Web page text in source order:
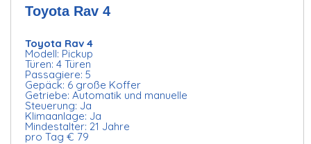
Toyota Rav 4
Toyota Rav 4
Modell: Pickup
Türen: 4 Türen
Passagiere: 5
Gepäck: 6 große Koffer
Getriebe: Automatik und manuelle
Steuerung: Ja
Klimaanlage: Ja
Mindestalter: 21 Jahre
pro Tag € 79